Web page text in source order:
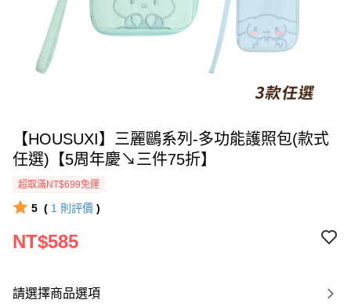
【HOUSUXI】三麗鷗系列-多功能護照包(款式
任選)【5周年慶↘三件75折】
超取滿NT$699免運
5 ( 1 則評價 )
NT$585
請選擇商品選項